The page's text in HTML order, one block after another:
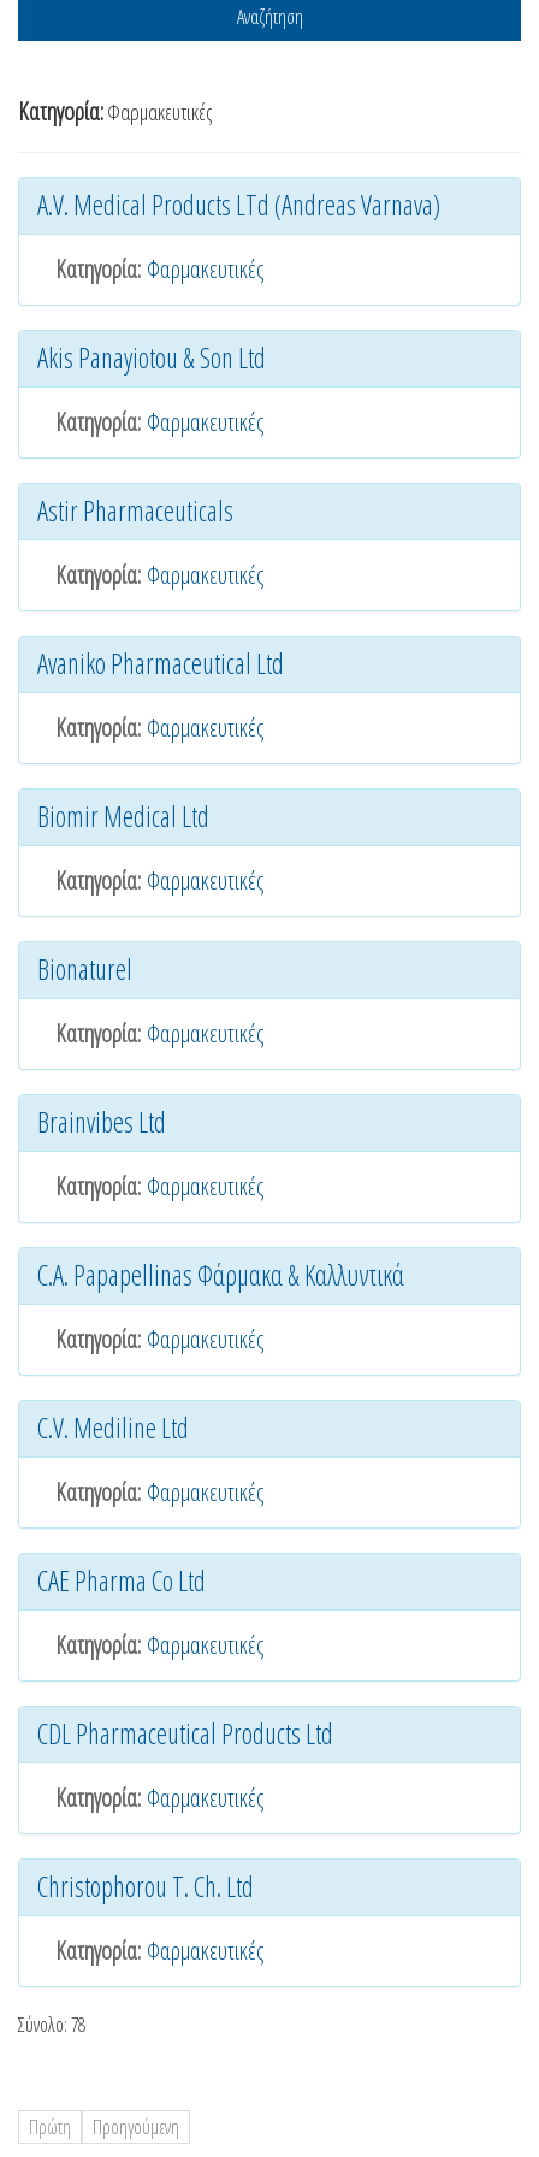
Αναζήτηση
Κατηγορία:Φαρμακευτικές
A.V. Medical Products LTd (Andreas Varnava)
Κατηγορία: Φαρμακευτικές
Akis Panayiotou & Son Ltd
Κατηγορία: Φαρμακευτικές
Astir Pharmaceuticals
Κατηγορία: Φαρμακευτικές
Avaniko Pharmaceutical Ltd
Κατηγορία: Φαρμακευτικές
Biomir Medical Ltd
Κατηγορία: Φαρμακευτικές
Bionaturel
Κατηγορία: Φαρμακευτικές
Brainvibes Ltd
Κατηγορία: Φαρμακευτικές
C.A. Papapellinas Φάρμακα & Καλλυντικά
Κατηγορία: Φαρμακευτικές
C.V. Mediline Ltd
Κατηγορία: Φαρμακευτικές
CAE Pharma Co Ltd
Κατηγορία: Φαρμακευτικές
CDL Pharmaceutical Products Ltd
Κατηγορία: Φαρμακευτικές
Christophorou T. Ch. Ltd
Κατηγορία: Φαρμακευτικές
Σύνολο: 78
Πρώτη Προηγούμενη